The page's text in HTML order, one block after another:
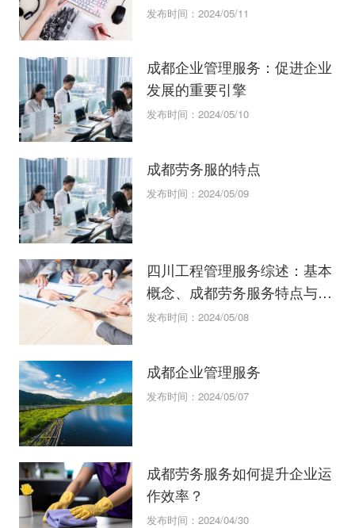
发布时间：2024/05/11
成都企业管理服务：促进企业
发展的重要引擎
发布时间：2024/05/10
成都劳务服的特点
发布时间：2024/05/09
四川工程管理服务综述：基本
概念、成都劳务服务特点与信
息技术咨
发布时间：2024/05/08
成都企业管理服务
发布时间：2024/05/07
成都劳务服务如何提升企业运
作效率？
发布时间：2024/04/30